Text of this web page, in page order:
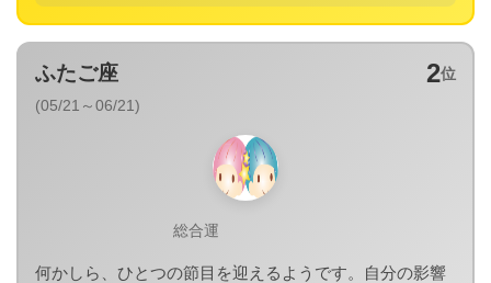
2位
ふたご座
(05/21～06/21)
総合運
何かしら、ひとつの節目を迎えるようです。自分の影響